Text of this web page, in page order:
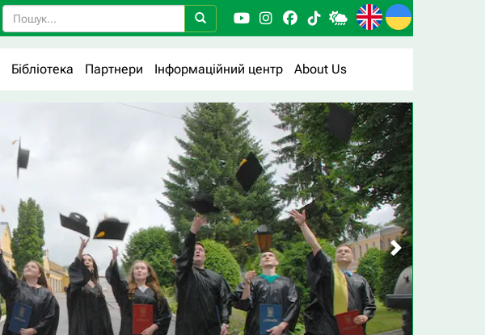
Бібліотека Партнери Інформаційний центр About Us